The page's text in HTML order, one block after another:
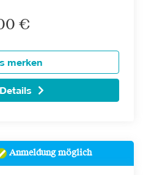
€
merken
Anmeldung möglich